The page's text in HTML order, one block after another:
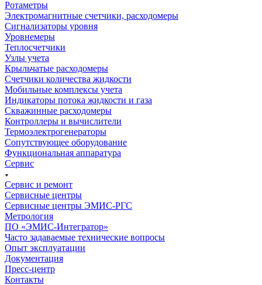
Ротаметры
Электромагнитные счетчики, расходомеры
Сигнализаторы уровня
Уровнемеры
Теплосчетчики
Узлы учета
Крыльчатые расходомеры
Счетчики количества жидкости
Мобильные комплексы учета
Индикаторы потока жидкости и газа
Скважинные расходомеры
Контроллеры и вычислители
Термоэлектрогенераторы
Сопутствующее оборудование
Функциональная аппаратура
Сервис
Сервис и ремонт
Сервисные центры
Сервисные центры ЭМИС-РГС
Метрология
ПО «ЭМИС-Интегратор»
Часто задаваемые технические вопросы
Опыт эксплуатации
Документация
Пресс-центр
Контакты